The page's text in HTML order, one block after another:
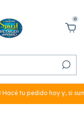
0
pedido hoy y, si sumás